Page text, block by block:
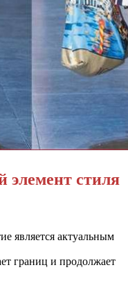
элемент стиля
является актуальным
границ и продолжает